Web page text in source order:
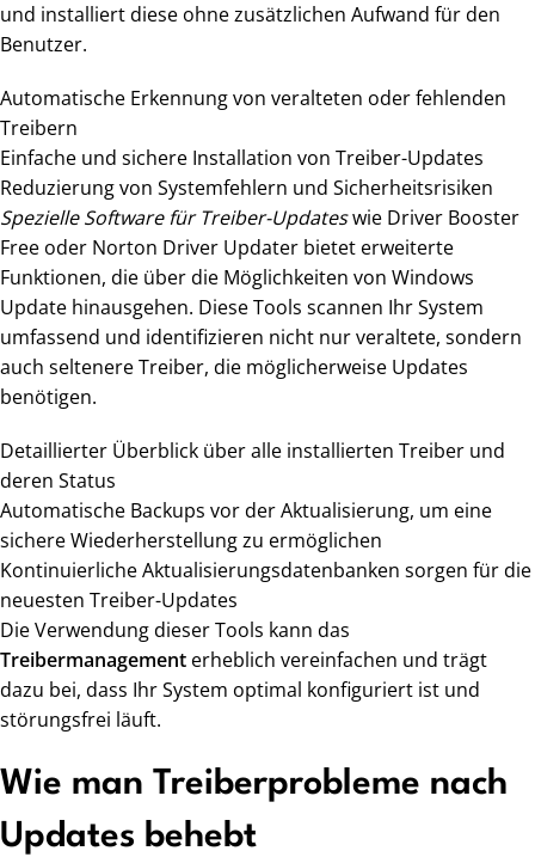
und installiert diese ohne zusätzlichen Aufwand für den
Benutzer.
Automatische Erkennung von veralteten oder fehlenden
Treibern
Einfache und sichere Installation von Treiber-Updates
Reduzierung von Systemfehlern und Sicherheitsrisiken
Spezielle Software für Treiber-Updateswie Driver Booster
Free oder Norton Driver Updater bietet erweiterte
Funktionen, die über die Möglichkeiten von Windows
Update hinausgehen. Diese Tools scannen Ihr System
umfassend und identifizieren nicht nur veraltete, sondern
auch seltenere Treiber, die möglicherweise Updates
benötigen.
Detaillierter Überblick über alle installierten Treiber und
deren Status
Automatische Backups vor der Aktualisierung, um eine
sichere Wiederherstellung zu ermöglichen
Kontinuierliche Aktualisierungsdatenbanken sorgen für die
neuesten Treiber-Updates
Die Verwendung dieser Tools kann das
Treibermanagement erheblich vereinfachen und trägt
dazu bei, dass Ihr System optimal konfiguriert ist und
störungsfrei läuft.
Wie man Treiberprobleme nach
Updates behebt